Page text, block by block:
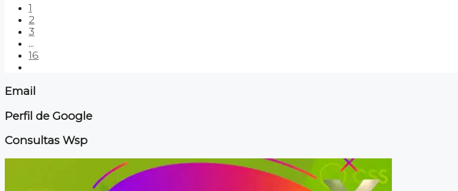
1
2
3
...
16
Email
Perfil de Google
Consultas Wsp